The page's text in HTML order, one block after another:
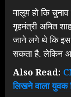
मालूम हो कि
गृहमंत्री अमित
जाने लगे थे कि इस
सकता है. लेकिन
Also Read:
लिखने वाला युवक